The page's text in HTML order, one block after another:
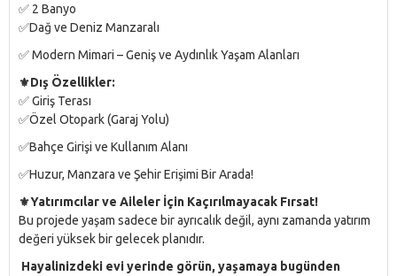
✅ 2 Banyo
✅Dağ ve Deniz Manzaralı
✅ Modern Mimari – Geniş ve Aydınlık Yaşam Alanları
⚜️Dış Özellikler:
✅ Giriş Terası
✅Özel Otopark (Garaj Yolu)
✅Bahçe Girişi ve Kullanım Alanı
✅Huzur, Manzara ve Şehir Erişimi Bir Arada!
⚜️Yatırımcılar ve Aileler İçin Kaçırılmayacak Fırsat!
Bu projede yaşam sadece bir ayrıcalık değil, aynı zamanda yatırım
değeri yüksek bir gelecek planıdır.
Hayalinizdeki evi yerinde görün, yaşamaya bugünden